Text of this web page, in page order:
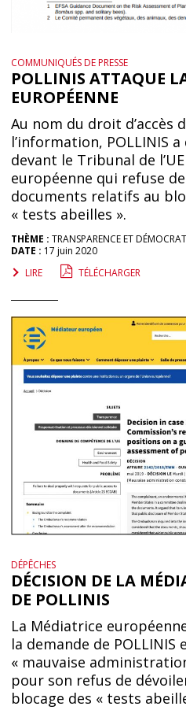
COMMUNIQUÉS DE PRESSE
POLLINIS ATTAQUE
EUROPÉENNE
Au nom du droit d’accès
l’information, POLLINIS
devant le Tribunal de
européenne qui refuse
documents relatifs au
« tests abeilles ».
THÈME : TRANSPARENCE ET
DATE : 17 juin 2020
LIRE
TÉLÉCHARGER
DÉPÊCHES
DÉCISION DE LA
DE POLLINIS
La Médiatrice
la demande de POLLINIS
« mauvaise
pour son refus de
blocage des « tests